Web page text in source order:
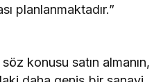
planlanmaktadır.”
konusu satın almanın,